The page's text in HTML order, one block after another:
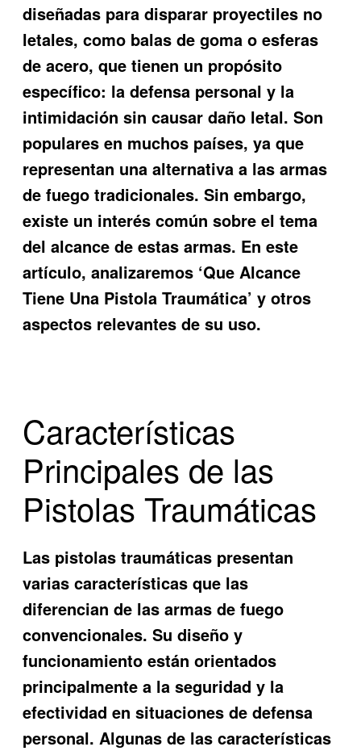
diseñadas para disparar proyectiles no
letales, como balas de goma o esferas
de acero, que tienen un propósito
específico: la defensa personal y la
intimidación sin causar daño letal. Son
populares en muchos países, ya que
representan una alternativa a las armas
de fuego tradicionales. Sin embargo,
existe un interés común sobre el tema
del alcance de estas armas. En este
artículo, analizaremos ‘Que Alcance
Tiene Una Pistola Traumática’ y otros
aspectos relevantes de su uso.
Características
Principales de las
Pistolas Traumáticas
Las pistolas traumáticas presentan
varias características que las
diferencian de las armas de fuego
convencionales. Su diseño y
funcionamiento están orientados
principalmente a la seguridad y la
efectividad en situaciones de defensa
personal. Algunas de las características